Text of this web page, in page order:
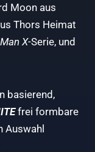
Moon aus
Thors Heimat
X-Serie, und
basierend,
frei formbare
Auswahl